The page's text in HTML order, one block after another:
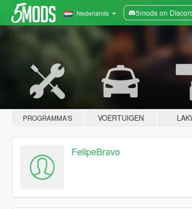
Nederlands 5mods on
PROGRAMMA'S VOERTUIGEN
FelipeBravo